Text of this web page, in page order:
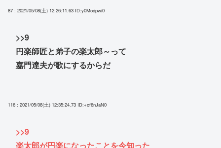
87 : 2021/05/08(土) 12:26:11.63 ID:y0Modpwi0
>>9
円楽師匠と弟子の楽太郎～って
嘉門達夫が歌にするからだ
116 : 2021/05/08(土) 12:35:24.73 ID:+of6nJaN0
>>9
楽太郎が円楽になったことを今知った